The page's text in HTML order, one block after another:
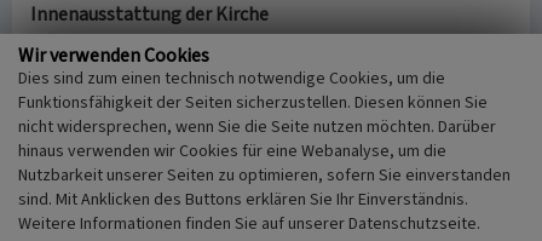
Innenausstattung der Kirche
Das Innere der Kirche entspricht im Großen und Ganzen
dem Zustand aus der Erbauungszeit. Kanzel, Gestühl und
Empore sind original erhalten, die hölzernen Windfänge
vor den Eingangstüren an der Süd- und der Nordseite
wurden erst 1894 eingebaut, der steinerne Altar 1886-
1887 errichtet. Bis dahin hatte ein einfacher hölzerner
Tisch als Altar gedient. Mit dem Neubau der Kirche wurde
eine Sitzordnung für die Gemeindemitglieder getrennt
Wir verwenden Cookies
Dies sind zum einen technisch notwendige Cookies, um die
Funktionsfähigkeit der Seiten sicherzustellen. Diesen können Sie
nicht widersprechen, wenn Sie die Seite nutzen möchten. Darüber
hinaus verwenden wir Cookies für eine Webanalyse, um die
Nutzbarkeit unserer Seiten zu optimieren, sofern Sie einverstanden
sind. Mit Anklicken des Buttons erklären Sie Ihr Einverständnis.
Weitere Informationen finden Sie auf unserer Datenschutzseite.